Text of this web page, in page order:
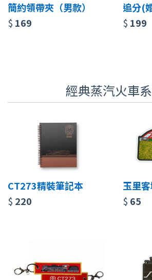
簡約領帶夾（男款）
$ 169
追分(
$ 199
經典蒸汽火車
CT273精裝筆記本
$ 220
玉里
$ 65